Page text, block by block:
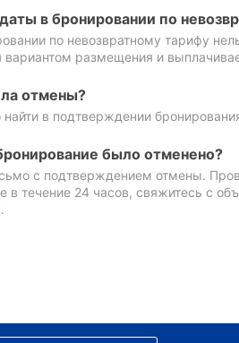
в бронировании по
по невозвратному тарифу
вариантом размещения и
отмены?
в подтверждении
было отменено?
с подтверждением отмены.
в течение 24 часов, свяжитесь с